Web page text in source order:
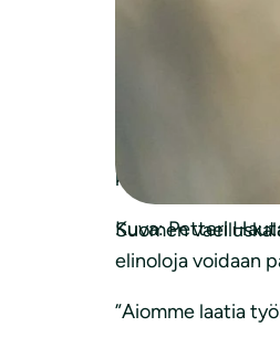
Kuva: Petteri
Suomen
”Iloitsemme
kehityspäällikkö
Suomen
elinoloja voidaan
”Aiomme laatia